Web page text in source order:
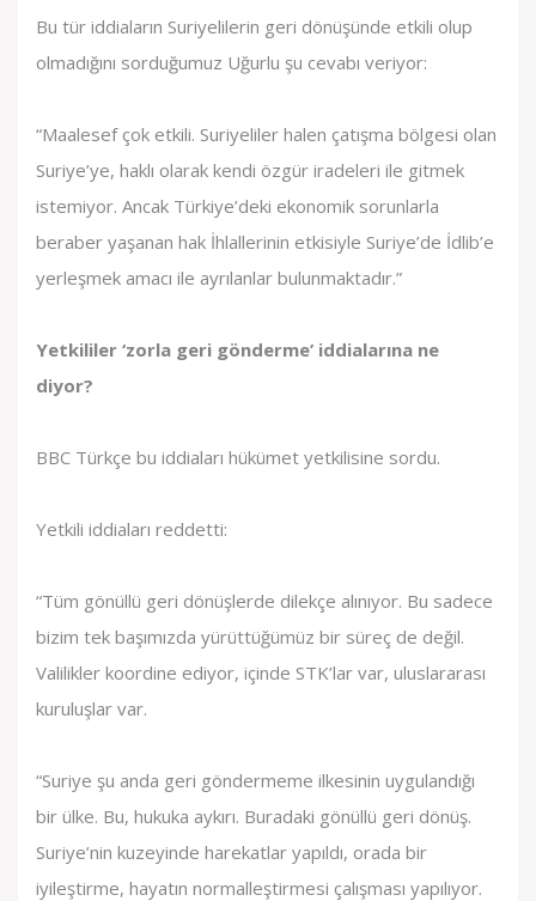
Bu tür iddiaların Suriyelilerin geri dönüşünde etkili olup
olmadığını sorduğumuz Uğurlu şu cevabı veriyor:
“Maalesef çok etkili. Suriyeliler halen çatışma bölgesi olan
Suriye’ye, haklı olarak kendi özgür iradeleri ile gitmek
istemiyor. Ancak Türkiye’deki ekonomik sorunlarla
beraber yaşanan hak İhlallerinin etkisiyle Suriye’de İdlib’e
yerleşmek amacı ile ayrılanlar bulunmaktadır.”
Yetkililer ‘zorla geri gönderme’ iddialarına ne
diyor?
BBC Türkçe bu iddiaları hükümet yetkilisine sordu.
Yetkili iddiaları reddetti:
“Tüm gönüllü geri dönüşlerde dilekçe alınıyor. Bu sadece
bizim tek başımızda yürüttüğümüz bir süreç de değil.
Valilikler koordine ediyor, içinde STK’lar var, uluslararası
kuruluşlar var.
“Suriye şu anda geri göndermeme ilkesinin uygulandığı
bir ülke. Bu, hukuka aykırı. Buradaki gönüllü geri dönüş.
Suriye’nin kuzeyinde harekatlar yapıldı, orada bir
iyileştirme, hayatın normalleştirmesi çalışması yapılıyor.